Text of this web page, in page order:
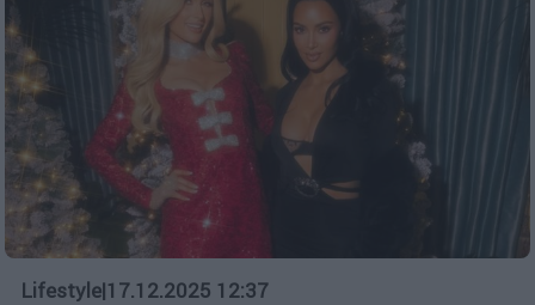
Lifestyle|17.12.2025 12:37